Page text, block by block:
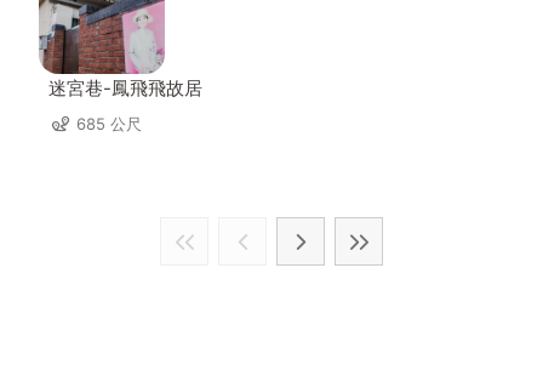
迷宮巷-鳳飛飛故居
685 公尺